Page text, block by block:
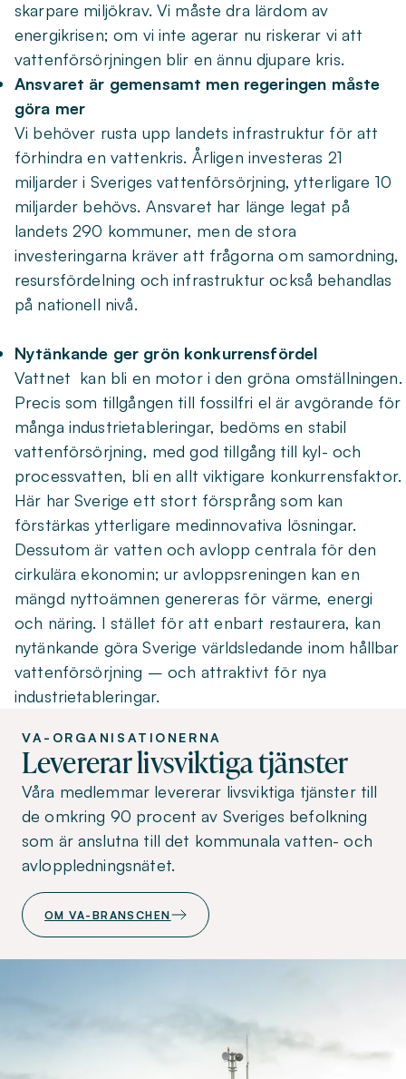
skarpare miljökrav. Vi måste dra lärdom av
energikrisen; om vi inte agerar nu riskerar vi att
vattenförsörjningen blir en ännu djupare kris.
Ansvaret är gemensamt men regeringen måste
göra mer
Vi behöver rusta upp landets infrastruktur för att
förhindra en vattenkris. Årligen investeras 21
miljarder i Sveriges vattenförsörjning, ytterligare 10
miljarder behövs. Ansvaret har länge legat på
landets 290 kommuner, men de stora
investeringarna kräver att frågorna om samordning,
resursfördelning och infrastruktur också behandlas
på nationell nivå.
Nytänkande ger grön konkurrensfördel
Vattnet kan bli en motor i den gröna omställningen.
Precis som tillgången till fossilfri el är avgörande för
många industrietableringar, bedöms en stabil
vattenförsörjning, med god tillgång till kyl- och
processvatten, bli en allt viktigare konkurrensfaktor.
Här har Sverige ett stort försprång som kan
förstärkas ytterligare medinnovativa lösningar.
Dessutom är vatten och avlopp centrala för den
cirkulära ekonomin; ur avloppsreningen kan en
mängd nyttoämnen genereras för värme, energi
och näring. I stället för att enbart restaurera, kan
nytänkande göra Sverige världsledande inom hållbar
vattenförsörjning – och attraktivt för nya
industrietableringar.
VA-ORGANISATIONERNA
Levererar livsviktiga tjänster
Våra medlemmar levererar livsviktiga tjänster till
de omkring 90 procent av Sveriges befolkning
som är anslutna till det kommunala vatten- och
avloppledningsnätet.
OM VA-BRANSCHEN